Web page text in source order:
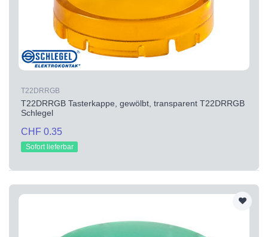
T22DRRGB
T22DRRGB Tasterkappe, gewölbt, transparent T22DRRGB
Schlegel
CHF 0.35
Sofort lieferbar